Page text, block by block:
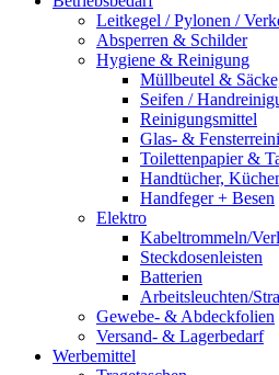
Leitkegel / Pylonen /
Absperren & Schilder
Hygiene & Reinigung
Müllbeutel &
Seifen /
Reinigungsmittel
Glas- &
Toilettenpapier &
Handtücher,
Handfeger + Besen
Elektro
Kabeltrommeln/
Steckdosenleisten
Batterien
Arbeitsleuchten/
Gewebe- & Abdeckfolien
Versand- & Lagerbedarf
Werbemittel